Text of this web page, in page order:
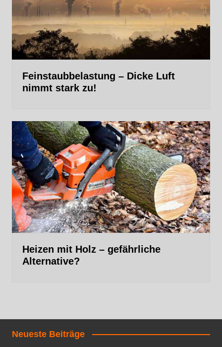
Feinstaubbelastung – Dicke Luft
nimmt stark zu!
Heizen mit Holz – gefährliche
Alternative?
Neueste Beiträge